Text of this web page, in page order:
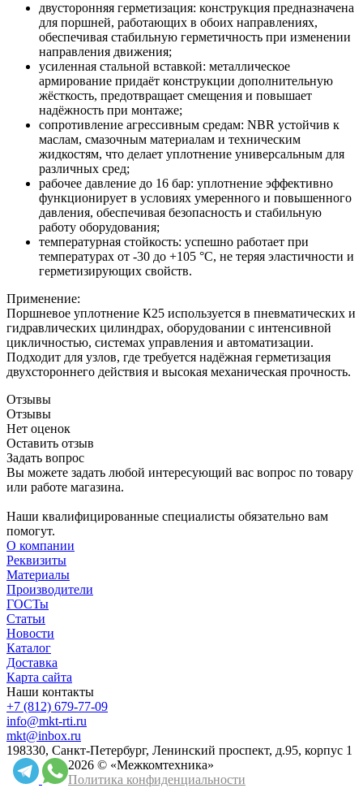
двусторонняя герметизация: конструкция предназначена
для поршней, работающих в обоих направлениях,
обеспечивая стабильную герметичность при изменении
направления движения;
усиленная стальной вставкой: металлическое
армирование придаёт конструкции дополнительную
жёсткость, предотвращает смещения и повышает
надёжность при монтаже;
сопротивление агрессивным средам: NBR устойчив к
маслам, смазочным материалам и техническим
жидкостям, что делает уплотнение универсальным для
различных сред;
рабочее давление до 16 бар: уплотнение эффективно
функционирует в условиях умеренного и повышенного
давления, обеспечивая безопасность и стабильную
работу оборудования;
температурная стойкость: успешно работает при
температурах от -30 до +105 °C, не теряя эластичности и
герметизирующих свойств.
Применение:
Поршневое уплотнение К25 используется в пневматических и
гидравлических цилиндрах, оборудовании с интенсивной
цикличностью, системах управления и автоматизации.
Подходит для узлов, где требуется надёжная герметизация
двухстороннего действия и высокая механическая прочность.
Отзывы
Отзывы
Нет оценок
Оставить отзыв
Задать вопрос
Вы можете задать любой интересующий вас вопрос по товару
или работе магазина.
Наши квалифицированные специалисты обязательно вам
помогут.
О компании
Реквизиты
Материалы
Производители
ГОСТы
Статьи
Новости
Каталог
Доставка
Карта сайта
Наши контакты
+7 (812) 679-77-09
info@mkt-rti.ru
mkt@inbox.ru
198330, Санкт-Петербург, Ленинский проспект, д.95, корпус 1
2026 © «Межкомтехника»
Политика конфиденциальности